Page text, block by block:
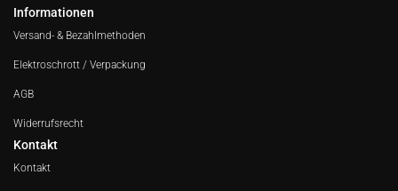
Informationen
Versand- & Bezahlmethoden
Elektroschrott / Verpackung
AGB
Widerrufsrecht
Kontakt
Kontakt